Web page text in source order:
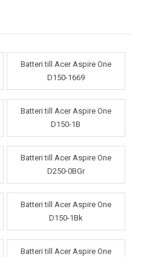
Batteri till Acer Aspire One
D150-1669
Batteri till Acer Aspire One
D150-1B
Batteri till Acer Aspire One
D250-0BGr
Batteri till Acer Aspire One
D150-1Bk
Batteri till Acer Aspire One